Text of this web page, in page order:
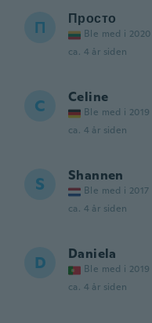
П Просто
Ble med i 2020
ca. 4 år siden
C Celine
Ble med i 2019
ca. 4 år siden
S Shannen
Ble med i 2017
ca. 4 år siden
D Daniela
Ble med i 2019
ca. 4 år siden